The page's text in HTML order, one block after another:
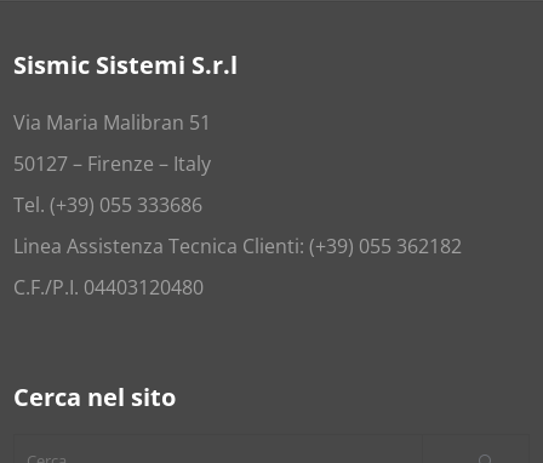
Sismic Sistemi S.r.l
Via Maria Malibran 51
50127 – Firenze – Italy
Tel. (+39) 055 333686
Linea Assistenza Tecnica Clienti: (+39) 055 362182
C.F./P.I. 04403120480
Cerca nel sito